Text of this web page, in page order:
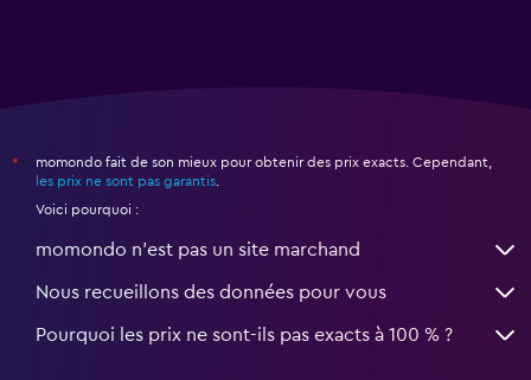
*
momondo fait de son mieux pour obtenir des prix exacts. Cependant,
les prix ne sont pas garantis.
Voici pourquoi :
momondo n'est pas un site marchand
Nous recueillons des données pour vous
Pourquoi les prix ne sont-ils pas exacts à 100 % ?